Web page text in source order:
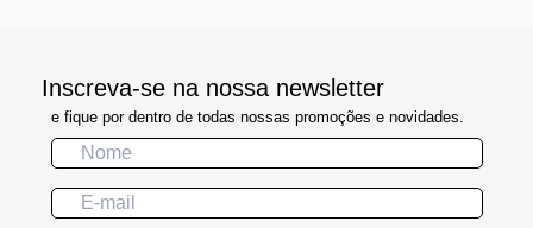
Inscreva-se na nossa newsletter
e fique por dentro de todas nossas promoções e novidades.